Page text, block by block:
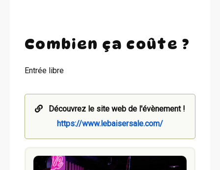
Combien ça coûte ?
Entrée libre
Découvrez le site web de l'évènement !
https://www.lebaisersale.com/